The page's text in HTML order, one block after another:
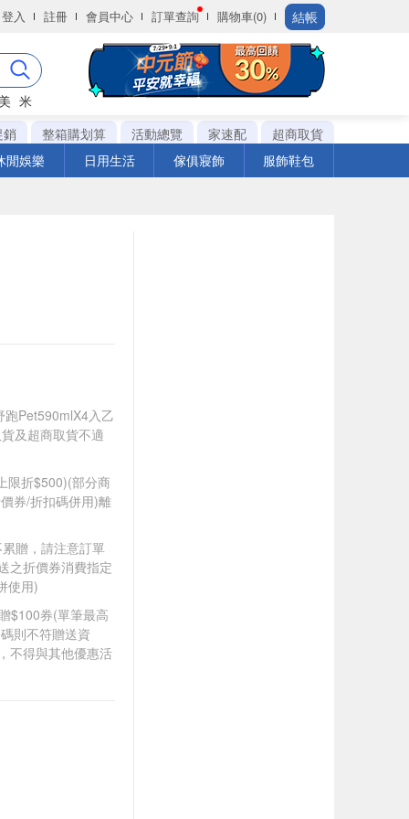
登入 註冊 會員中心 訂單查詢 購物車(0) 結帳
米
銷
整箱購划算 活動總覽 家速配
超商取貨
閒娛樂
日用生活 傢俱寢飾 服飾鞋包
Pet590mlX4入乙
及超商取貨不適
限折$500)(部分商
券/折扣碼併用)離
贈，請注意訂單
之折價券消費指定
使用)
$100券(單筆最高
則不符贈送資
不得與其他優惠活